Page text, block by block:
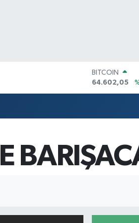
BITCOIN
64.602,05
DOLAR
GRAM ALTIN
6513.94